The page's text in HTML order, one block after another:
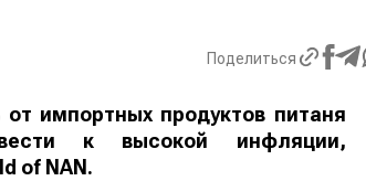
Поделиться
от импортных продуктов питаня
к высокой инфляции,
of NAN.
используют для
производства